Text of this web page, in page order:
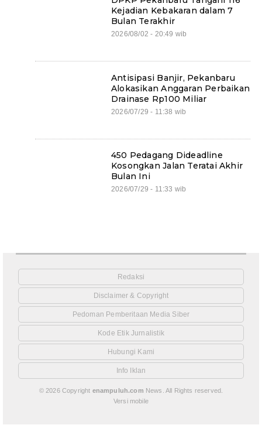
Kejadian Kebakaran dalam 7
Bulan Terakhir
2026/08/02 - 20:49 wib
Antisipasi Banjir, Pekanbaru
Alokasikan Anggaran Perbaikan
Drainase Rp100 Miliar
2026/07/29 - 11:38 wib
450 Pedagang Dideadline
Kosongkan Jalan Teratai Akhir
Bulan Ini
2026/07/29 - 11:33 wib
Redaksi
Disclaimer & Copyright
Pedoman Pemberitaan Media Siber
Kode Etik Jurnalistik
Hubungi Kami
Info Iklan
© 2026 Copyright enampuluh.com News. All Rights reserved.
Versi mobile